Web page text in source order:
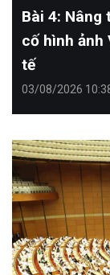
Bài 4: Nâng
cố hình ảnh
tế
03/08/2026